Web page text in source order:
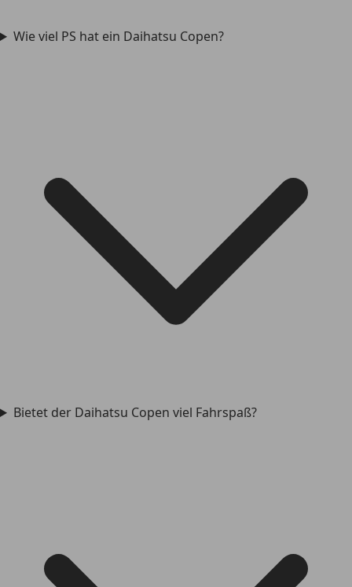
Wie viel PS hat ein Daihatsu Copen?
Bietet der Daihatsu Copen viel Fahrspaß?